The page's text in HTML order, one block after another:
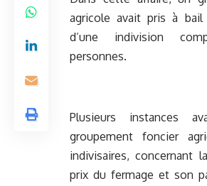
agricole avait pris à bail
d’une indivision
personnes.
Plusieurs instances
groupement foncier
indivisaires, concernant
prix du fermage et son